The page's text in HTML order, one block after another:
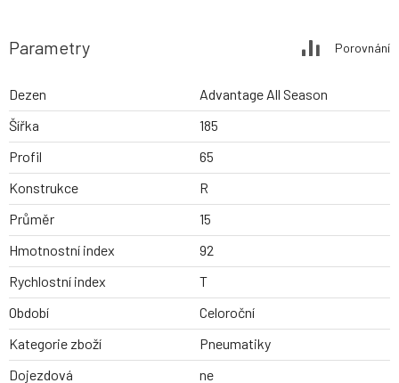
Parametry Porovnání
Dezen
Advantage All Season
Šířka
185
Profil
65
Konstrukce
R
Průměr
15
Hmotnostní index
92
Rychlostní index
T
Období
Celoroční
Kategorie zboží
Pneumatiky
Dojezdová
ne